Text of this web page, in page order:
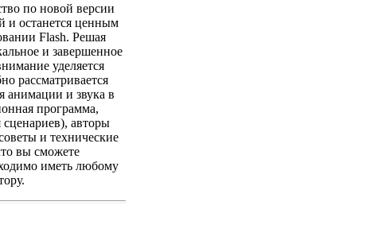
по новой версии
и останется ценным
Flash. Решая
и завершенное
уделяется
рассматривается
анимации и звука в
программа,
авторы
и технические
вы сможете
иметь любому